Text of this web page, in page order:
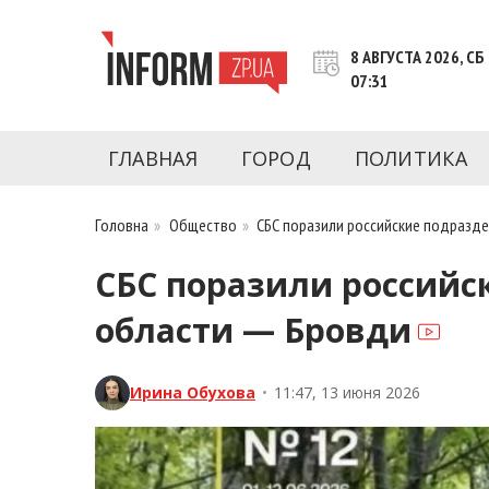
INFORM.ZP.UA – это информационный
последние новости Запорожья и
8 АВГУСТА 2026, СБ
07:31
ГЛАВНАЯ ГОРОД ПОЛИТИКА
Головна » Общество »СБС поразили российские
СБС поразили
области — Бровди
Ирина Обухова • 11:47, 13 июня 2026